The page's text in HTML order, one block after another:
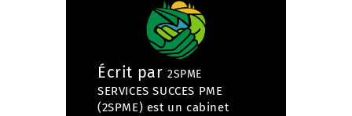
Écrit par 2SPME
SERVICES SUCCES PME
(2SPME) est un cabinet